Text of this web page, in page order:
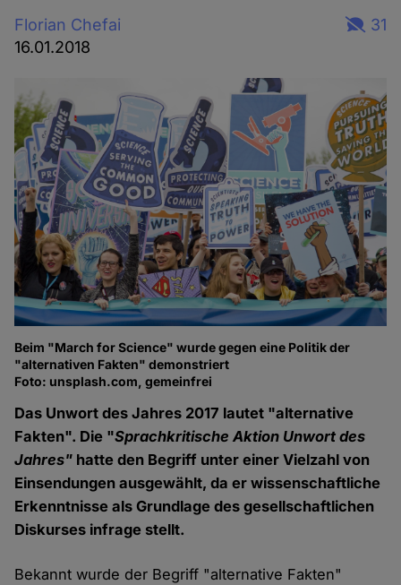
Florian Chefai
16.01.2018
31
Beim "March for Science" wurde gegen eine Politik der
"alternativen Fakten" demonstriert
Foto: unsplash.com, gemeinfrei
Das Unwort des Jahres 2017 lautet "alternative
Fakten". Die "Sprachkritische Aktion Unwort des
Jahres" hatte den Begriff unter einer Vielzahl von
Einsendungen ausgewählt, da er wissenschaftliche
Erkenntnisse als Grundlage des gesellschaftlichen
Diskurses infrage stellt.
Bekannt wurde der Begriff "alternative Fakten"